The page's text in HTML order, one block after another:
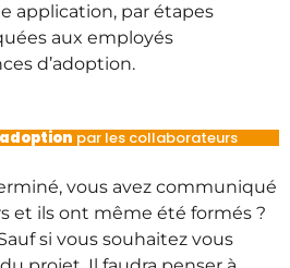
application, par étapes
aux employés
d’adoption.
par les collaborateurs
vous avez communiqué
et ils ont même été formés ?
si vous souhaitez vous